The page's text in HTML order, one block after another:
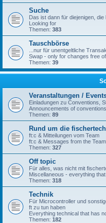
Suche
Das ist dann für diejenigen,
Looking for
Themen: 383
Tauschbörse
...nur für unentgeltliche
Swap - only for changes free
Themen: 39
Veranstaltungen /
Einladungen zu Conventions,
Announcements of
Themen: 89
Rund um die
ft:c & Mitteilungen vom Team
ft:c & Messages from the Team
Themen: 327
Off topic
Für alles, was nicht mit
Miscellaneous - everything
Themen: 318
Technik
Für Microcontroller und
ft zu tun haben
Everything technical that has
Themen: 182